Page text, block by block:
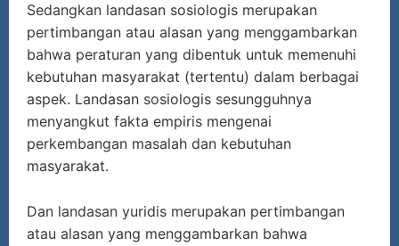
Sedangkan landasan sosiologis merupakan
pertimbangan atau alasan yang menggambarkan
bahwa peraturan yang dibentuk untuk memenuhi
kebutuhan masyarakat (tertentu) dalam berbagai
aspek. Landasan sosiologis sesungguhnya
menyangkut fakta empiris mengenai
perkembangan masalah dan kebutuhan
masyarakat.
Dan landasan yuridis merupakan pertimbangan
atau alasan yang menggambarkan bahwa